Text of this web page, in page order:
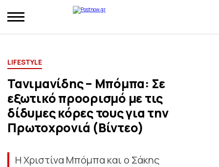
LIFESTYLE
Τανιμανίδης – Μπόμπα: Σε
εξωτικό προορισμό με τις
δίδυμες κόρες τους για την
Πρωτοχρονιά (Βίντεο)
Η Χριστίνα Μπόμπα και ο Σάκης